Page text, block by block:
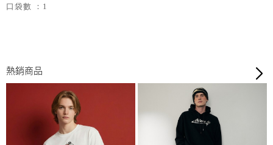
口袋數 ：1
熱銷商品